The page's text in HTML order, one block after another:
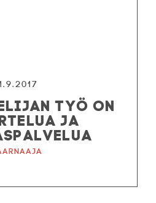
TYÖ ON
JA